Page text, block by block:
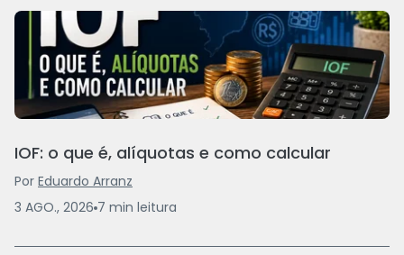
IOF: o que é, alíquotas e como calcular
Por Eduardo Arranz
3 AGO., 2026 7 min leitura